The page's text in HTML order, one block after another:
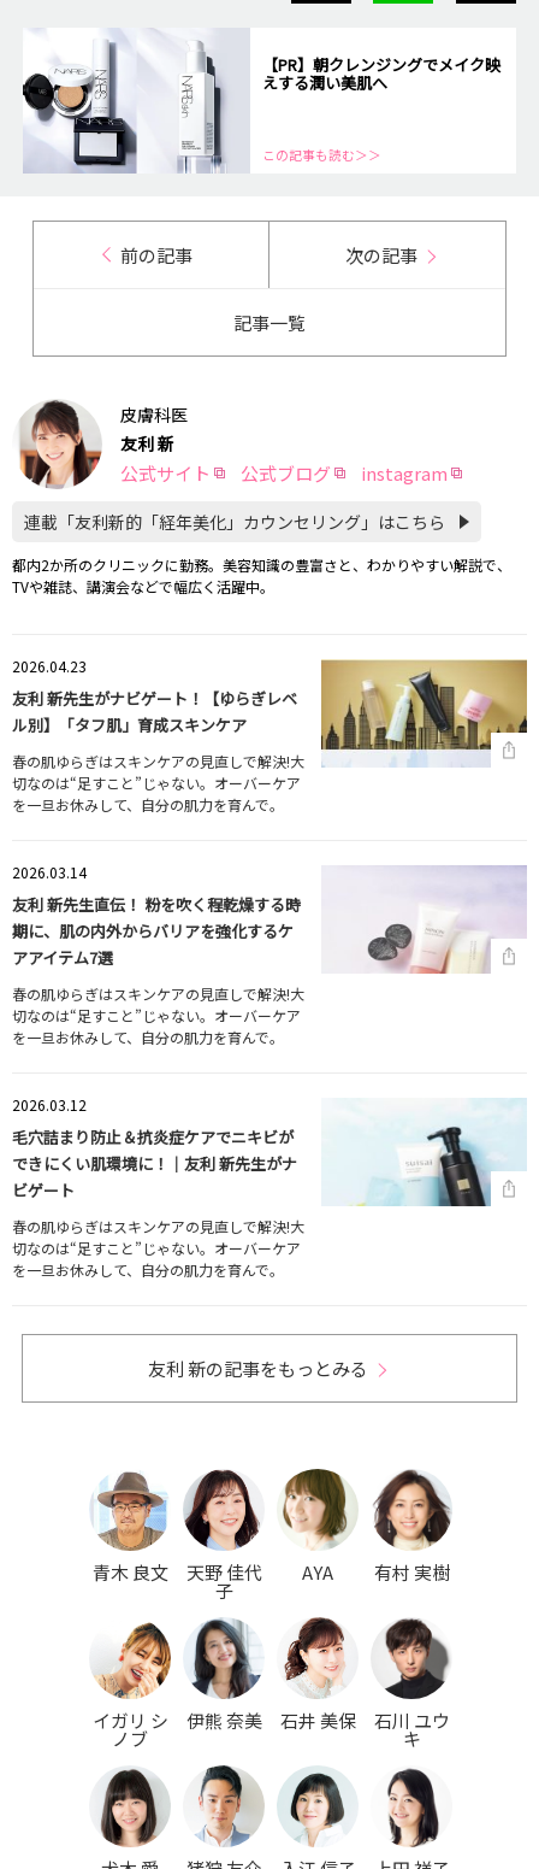
【PR】朝クレンジングでメイク映
えする潤い美肌へ
この記事も読む＞＞
前の記事 次の記事
記事一覧
皮膚科医
友利 新
公式サイト 公式ブログ instagram
連載「友利新的「経年美化」カウンセリング」はこちら
都内2か所のクリニックに勤務。美容知識の豊富さと、わかりやすい解説で、
TVや雑誌、講演会などで幅広く活躍中。
2026.04.23
友利 新先生がナビゲート！【ゆらぎレベ
ル別】「タフ肌」育成スキンケア
春の肌ゆらぎはスキンケアの見直しで解決!大
切なのは“足すこと”じゃない。オーバーケア
を一旦お休みして、自分の肌力を育んで。
2026.03.14
友利 新先生直伝！ 粉を吹く程乾燥する時
期に、肌の内外からバリアを強化するケ
アアイテム7選
春の肌ゆらぎはスキンケアの見直しで解決!大
切なのは“足すこと”じゃない。オーバーケア
を一旦お休みして、自分の肌力を育んで。
2026.03.12
毛穴詰まり防止＆抗炎症ケアでニキビが
できにくい肌環境に！｜友利 新先生がナ
ビゲート
春の肌ゆらぎはスキンケアの見直しで解決!大
切なのは“足すこと”じゃない。オーバーケア
を一旦お休みして、自分の肌力を育んで。
友利 新の記事をもっとみる
青木 良文 天野 佳代
子
AYA 有村 実樹
イガリ シ
ノブ
伊熊 奈美 石井 美保 石川 ユウ
キ